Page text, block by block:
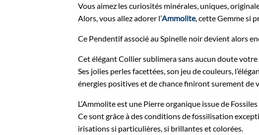
Vous aimez les curiosités minérales, uniques,
Alors, vous allez adorer l’Ammolite, cette Gemme si
Ce Pendentif associé au Spinelle noir devient alors
Cet élégant Collier sublimera sans aucun doute
Ses jolies perles facettées, son jeu de couleurs,
énergies positives et de chance finiront surement de
L’Ammolite est une Pierre organique issue de
Ce sont grâce à des conditions de fossilisation
irisations si particulières, si brillantes et colorées.